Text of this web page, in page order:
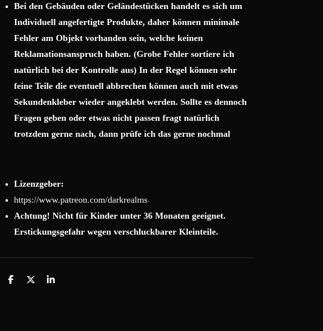
Bei den Gebäuden oder Geländestücken handelt es sich um
Individuell angefertigte Produkte, daher können minimale
Fehler am Objekt vorhanden sein, welche keinen
Reklamationsanspruch haben. (Grobe Fehler sortiere ich
natürlich bei der Kontrolle aus) In der Regel können sehr
feine Teile die eventuell abbrechen können auch mit etwas
Sekundenkleber wieder angeklebt werden. Sollte es dennoch
Fragen geben oder etwas nicht passen fragt natürlich
trotzdem gerne nach, dann prüfe ich das gerne nochmal
Lizenzgeber:
https://www.patreon.com/darkrealms
Achtung! Nicht für Kinder unter 36 Monaten geeignet.
Erstickungsgefahr wegen verschluckbarer Kleinteile.
T
T
T